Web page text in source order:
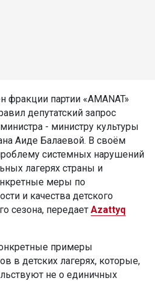
фракции партии «AMANAT»
депутатский запрос
- министру культуры
Аиде Балаевой. В своём
системных нарушений
лагерях страны и
меры по
и качества детского
сезона, передает Azattyq
примеры
в детских лагерях, которые,
не о единичных